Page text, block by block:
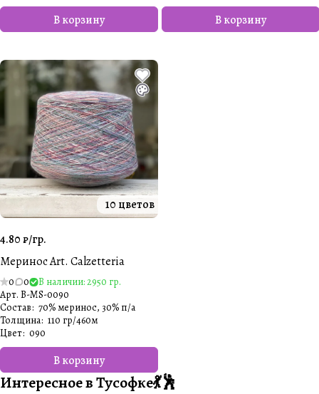
В корзину В корзину
10 цветов
4.80 ₽/гр.
Меринос Art. Calzetteria
0 0
В наличии: 2950 гр.
Арт. B-MS-0090
В корзину
Состав: 70% меринос, 30% п/а
Толщина: 110 гр/460м
Цвет: 090
Интересное в Тусофке💃🕺